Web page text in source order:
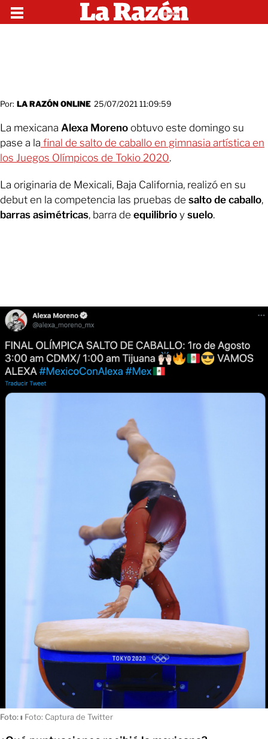
Por: LA RAZÓN ONLINE 25/07/2021 11:09:59
La mexicana Alexa Moreno obtuvo este domingo su
pase a la final de salto de caballo en gimnasia artística en
los Juegos Olímpicos de Tokio 2020.
La originaria de Mexicali, Baja California, realizó en su
debut en la competencia las pruebas de salto de caballo,
barras asimétricas, barra de equilibrio y suelo.
Foto:ı Foto: Captura de Twitter